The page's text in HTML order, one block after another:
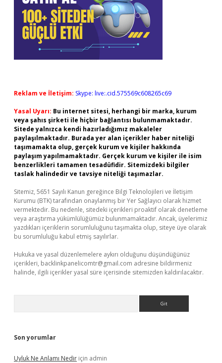
Reklam ve İletişim: Skype: live:.cid.575569c608265c69
Yasal Uyarı: Bu internet sitesi, herhangi bir marka, kurum
veya şahıs şirketi ile hiçbir bağlantısı bulunmamaktadır.
Sitede yalnızca kendi hazırladığımız makaleler
paylaşılmaktadır. Burada yer alan içerikler haber niteliği
taşımamakta olup, gerçek kurum ve kişiler hakkında
paylaşım yapılmamaktadır. Gerçek kurum ve kişiler ile isim
benzerlikleri tamamen tesadüfidir. Sitemizdeki bilgiler
taslak halindedir ve tavsiye niteliği taşımazlar.
Sitemiz, 5651 Sayılı Kanun gereğince Bilgi Teknolojileri ve İletişim
Kurumu (BTK) tarafından onaylanmış bir Yer Sağlayıcı olarak hizmet
vermektedir. Bu nedenle, sitedeki içerikleri proaktif olarak denetleme
veya araştırma yükümlülüğümüz bulunmamaktadır. Ancak, üyelerimiz
yazdıkları içeriklerin sorumluluğunu taşımakta olup, siteye üye olarak
bu sorumluluğu kabul etmiş sayılırlar.
Hukuka ve yasal düzenlemelere aykırı olduğunu düşündüğünüz
içerikleri, backlinkpanelicomtr@gmail.com adresine bildirmeniz
halinde, ilgili içerikler yasal süre içerisinde sitemizden kaldırılacaktır.
Son yorumlar
Uyluk Ne Anlamı Nedir için admin